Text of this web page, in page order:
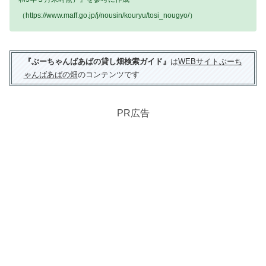
（https://www.maff.go.jp/j/nousin/kouryu/tosi_nougyo/）
『ぶーちゃんばあばの貸し畑検索ガイド』 はWEBサイトぶーち
ゃんばあばの畑のコンテンツです
PR広告